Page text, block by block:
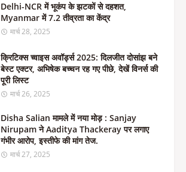
Delhi-NCR में भूकंप के झटकों से दहशत,
Myanmar में 7.2 तीव्रता का केंद्र
मार्च 28, 2025
क्रिटिक्स च्वाइस अवॉर्ड्स 2025: दिलजीत दोसांझ बने
बेस्ट एक्टर, अभिषेक बच्चन रह गए पीछे, देखें विनर्स की
पूरी लिस्ट
मार्च 26, 2025
Disha Salian मामले में नया मोड़ : Sanjay
Nirupam ने Aaditya Thackeray पर लगाए
गंभीर आरोप, इस्तीफे की मांग तेज.
मार्च 27, 2025